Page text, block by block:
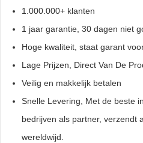
1.000.000+ klanten
1 jaar garantie, 30 dagen niet
Hoge kwaliteit, staat garant
Lage Prijzen, Direct Van De
Veilig en makkelijk betalen
Snelle Levering, Met de beste
bedrijven als partner, verzendt
wereldwijd.